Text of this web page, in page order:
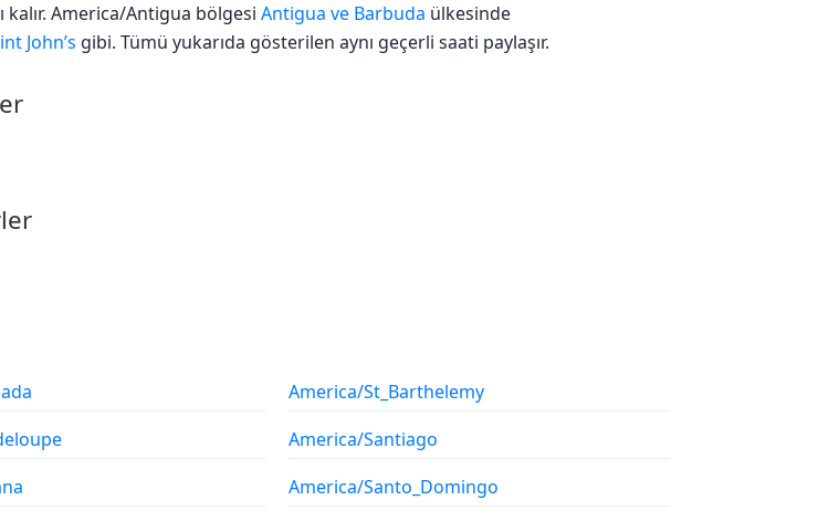
kalır. America/Antigua bölgesi Antigua ve Barbuda ülkesinde
John’s gibi. Tümü yukarıda gösterilen aynı geçerli saati paylaşır.
America/St_Barthelemy
America/Santiago
America/Santo_Domingo